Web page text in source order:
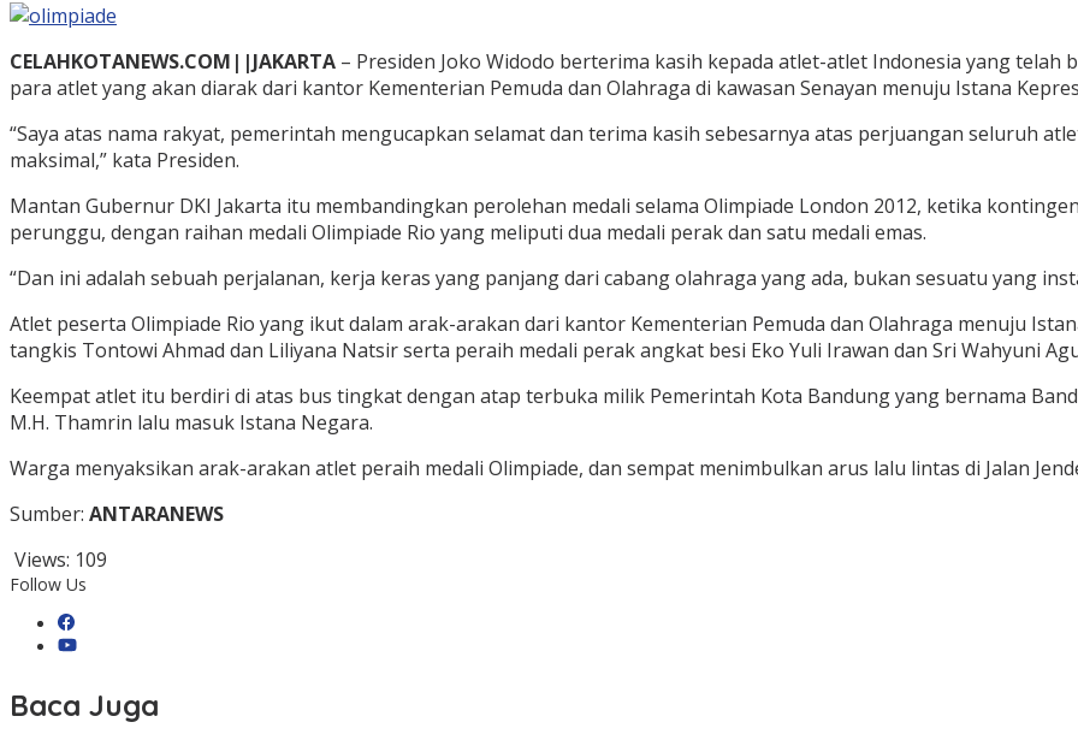
CELAHKOTANEWS.COM||JAKARTA – Presiden Joko Widodo berterima kasih kepada atlet-atlet Indonesia yang telah
para atlet yang akan diarak dari kantor Kementerian Pemuda dan Olahraga di kawasan Senayan menuju Istana
“Saya atas nama rakyat, pemerintah mengucapkan selamat dan terima kasih sebesarnya atas perjuangan seluruh
maksimal,” kata Presiden.
Mantan Gubernur DKI Jakarta itu membandingkan perolehan medali selama Olimpiade London 2012, ketika
perunggu, dengan raihan medali Olimpiade Rio yang meliputi dua medali perak dan satu medali emas.
“Dan ini adalah sebuah perjalanan, kerja keras yang panjang dari cabang olahraga yang ada, bukan sesuatu yang
Atlet peserta Olimpiade Rio yang ikut dalam arak-arakan dari kantor Kementerian Pemuda dan Olahraga menuju
tangkis Tontowi Ahmad dan Liliyana Natsir serta peraih medali perak angkat besi Eko Yuli Irawan dan Sri Wahyuni
Keempat atlet itu berdiri di atas bus tingkat dengan atap terbuka milik Pemerintah Kota Bandung yang bernama
M.H. Thamrin lalu masuk Istana Negara.
Warga menyaksikan arak-arakan atlet peraih medali Olimpiade, dan sempat menimbulkan arus lalu lintas di Jalan
Sumber: ANTARANEWS
Views: 109
Follow Us
Baca Juga